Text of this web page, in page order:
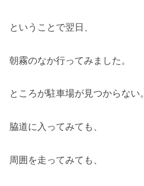
ということで翌日、
朝霧のなか行ってみました。
ところが駐車場が見つからない。
脇道に入ってみても、
周囲を走ってみても、